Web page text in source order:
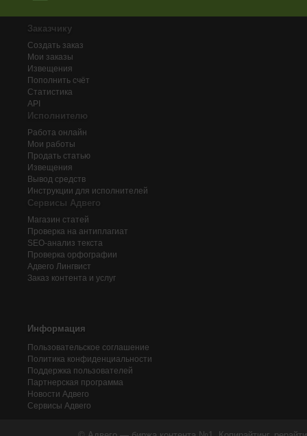
Заказчику
Создать заказ
Мои заказы
Извещения
Пополнить счёт
Статистика
API
Исполнителю
Работа онлайн
Мои работы
Продать статью
Извещения
Вывод средств
Инструкции для исполнителей
Сервисы Адвего
Магазин статей
Проверка на антиплагиат
SEO-анализ текста
Проверка орфографии
Адвего Лингвист
Заказ контента и услуг
Информация
Пользовательское соглашение
Политика конфиденциальности
Поддержка пользователей
Партнерская программа
Новости Адвего
Сервисы Адвего